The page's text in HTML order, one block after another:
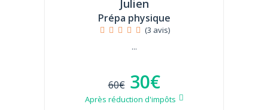
Julien
Prépa physique
(3 avis)
...
60€ 30€
Après réduction d'impôts